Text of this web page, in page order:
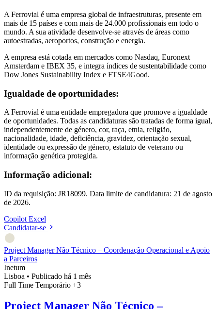
A Ferrovial é uma empresa global de infraestruturas, presente em
mais de 15 países e com mais de 24.000 profissionais em todo o
mundo. A sua atividade desenvolve-se através de áreas como
autoestradas, aeroportos, construção e energia.
A empresa está cotada em mercados como Nasdaq, Euronext
Amsterdam e IBEX 35, e integra índices de sustentabilidade como
Dow Jones Sustainability Index e FTSE4Good.
Igualdade de oportunidades:
A Ferrovial é uma entidade empregadora que promove a igualdade
de oportunidades. Todas as candidaturas são tratadas de forma igual,
independentemente de género, cor, raça, etnia, religião,
nacionalidade, idade, deficiência, gravidez, orientação sexual,
identidade ou expressão de género, estatuto de veterano ou
informação genética protegida.
Informação adicional:
ID da requisição: JR18099. Data limite de candidatura: 21 de agosto
de 2026.
Copilot Excel
Candidatar-se
Project Manager Não Técnico – Coordenação Operacional e Apoio
a Parceiros
Inetum
Lisboa • Publicado há 1 mês
Full Time Temporário +3
Project Manager Não Técnico –